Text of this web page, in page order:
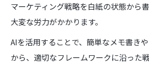
マーケティング戦略を白紙の状態から
大変な労力がかかります。
AIを活用することで、簡単なメモ書き
から、適切なフレームワークに沿った